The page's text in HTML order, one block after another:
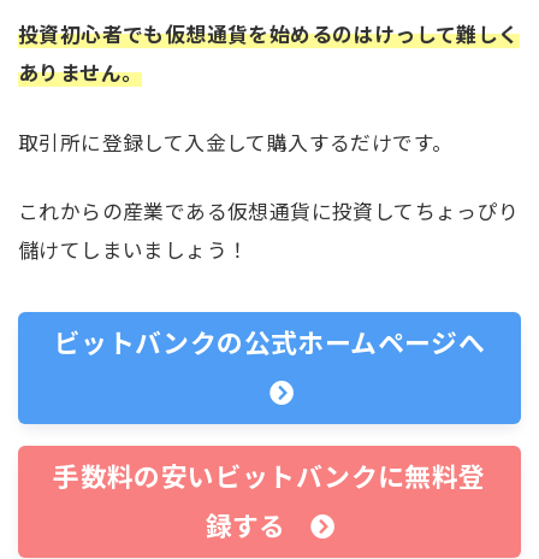
投資初心者でも仮想通貨を始めるのはけっして難しく
ありません。
取引所に登録して入金して購入するだけです。
これからの産業である仮想通貨に投資してちょっぴり
儲けてしまいましょう！
ビットバンクの公式ホームページへ
手数料の安いビットバンクに無料登
録する